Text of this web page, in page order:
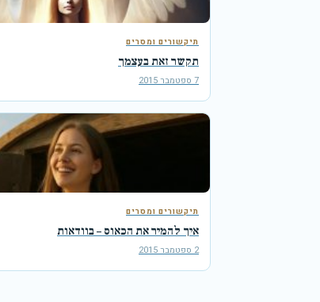
תיקשורים ומסרים
תקשר זאת בעצמך
7 ספטמבר 2015
תיקשורים ומסרים
איך להמיר את הכאוס – בוודאות
2 ספטמבר 2015